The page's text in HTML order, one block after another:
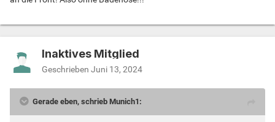
Inaktives Mitglied
Geschrieben Juni 13, 2024
Gerade eben, schrieb Munich1: